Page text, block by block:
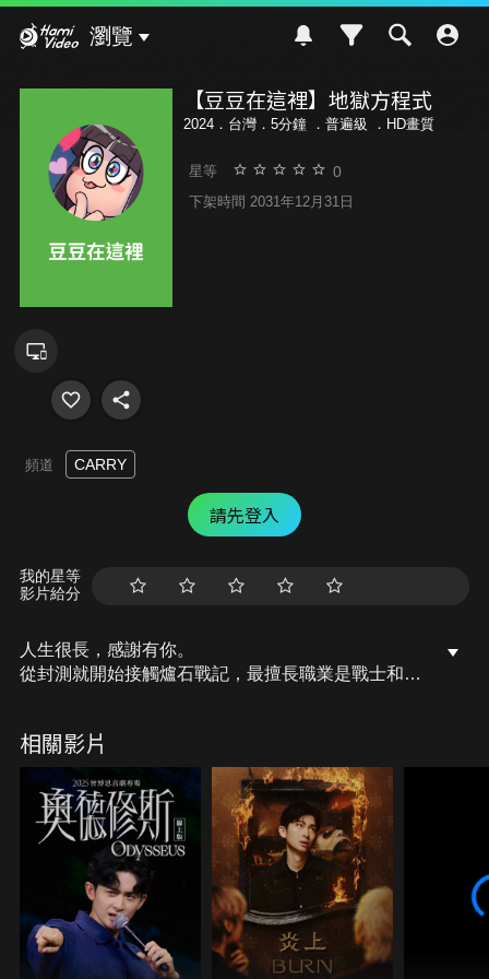
瀏覽
【豆豆在這裡】地獄方程式
2024．台灣．5分鐘 ． 普遍級 ．HD畫質
星等 0
下架時間 2031年12月31日
頻道 CARRY
請先登入
我的星等
影片給分
人生很長，感謝有你。
從封測就開始接觸爐石戰記，最擅長職業是戰士和牧
醒。
從陰暗幽霾的蛇界森林甦醒吧， 趁此良機，莫再猶
豫，恭請蛇界至尊雙飛寶典！
OSkomodo 還不一起加入蛇教跟著教主一起前進!
相關影片